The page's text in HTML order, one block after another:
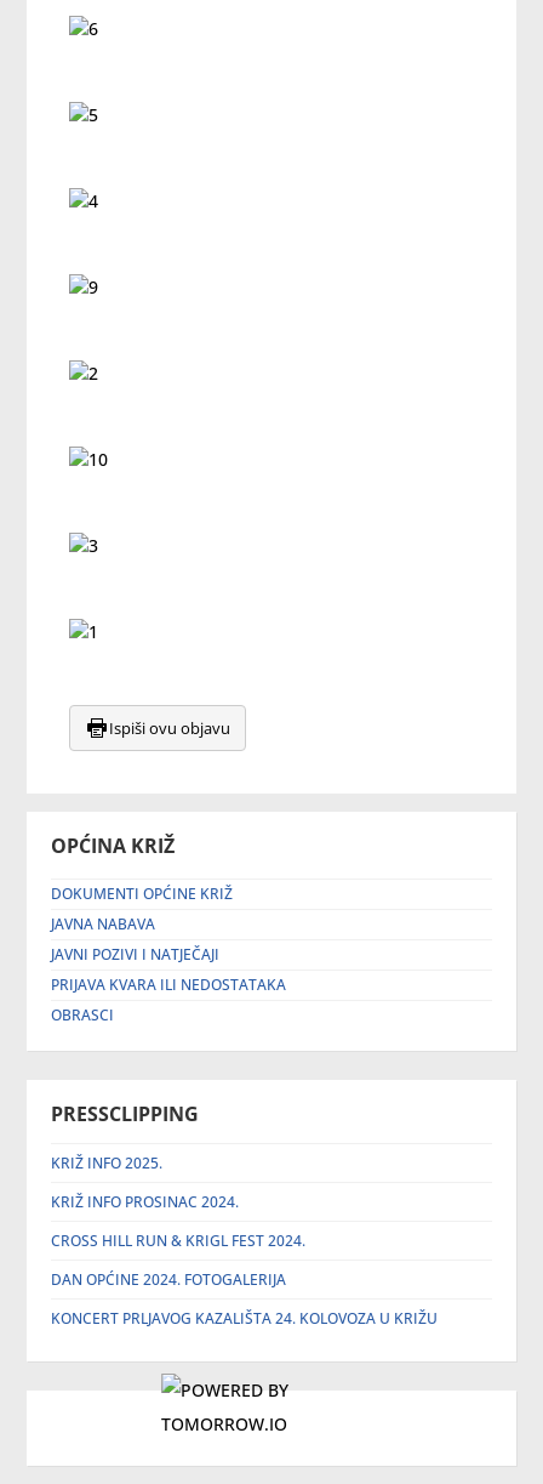
OPĆINA KRIŽ
DOKUMENTI OPĆINE KRIŽ
JAVNA NABAVA
JAVNI POZIVI I NATJEČAJI
PRIJAVA KVARA ILI NEDOSTATAKA
OBRASCI
PRESSCLIPPING
KRIŽ INFO 2025.
KRIŽ INFO PROSINAC 2024.
CROSS HILL RUN & KRIGL FEST 2024.
DAN OPĆINE 2024. FOTOGALERIJA
KONCERT PRLJAVOG KAZALIŠTA 24. KOLOVOZA U KRIŽU
Ispiši ovu objavu